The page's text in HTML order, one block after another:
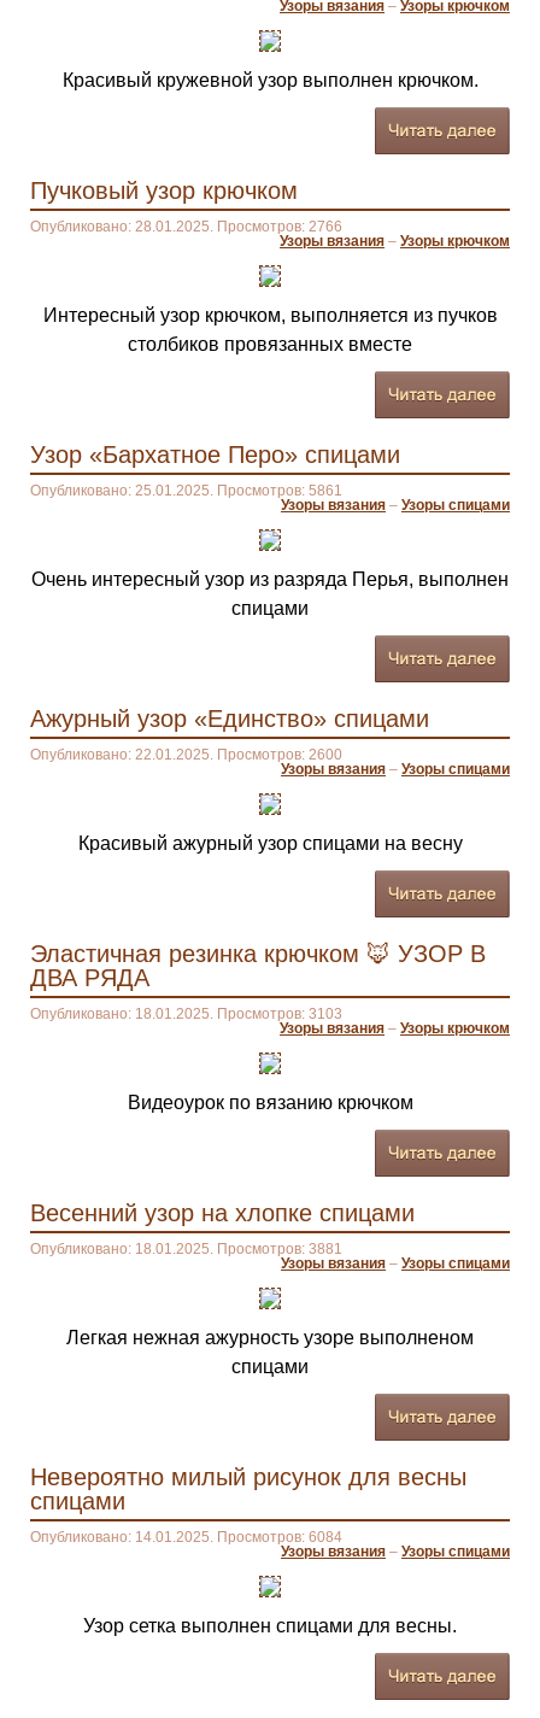
Узоры вязания – Узоры крючком
Красивый кружевной узор выполнен крючком.
Пучковый узор крючком
Опубликовано: 28.01.2025. Просмотров: 2766
Узоры вязания – Узоры крючком
Интересный узор крючком, выполняется из пучков
столбиков провязанных вместе
Узор «Бархатное Перо» спицами
Опубликовано: 25.01.2025. Просмотров: 5861
Узоры вязания – Узоры спицами
Очень интересный узор из разряда Перья, выполнен
спицами
Ажурный узор «Единство» спицами
Опубликовано: 22.01.2025. Просмотров: 2600
Узоры вязания – Узоры спицами
Красивый ажурный узор спицами на весну
Эластичная резинка крючком 🦊 УЗОР В
ДВА РЯДА
Опубликовано: 18.01.2025. Просмотров: 3103
Узоры вязания – Узоры крючком
Видеоурок по вязанию крючком
Весенний узор на хлопке спицами
Опубликовано: 18.01.2025. Просмотров: 3881
Узоры вязания – Узоры спицами
Легкая нежная ажурность узоре выполненом
спицами
Невероятно милый рисунок для весны
спицами
Опубликовано: 14.01.2025. Просмотров: 6084
Узоры вязания – Узоры спицами
Узор сетка выполнен спицами для весны.